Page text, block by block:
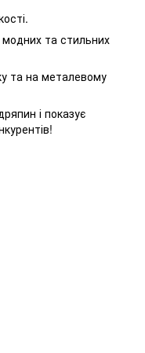
та стильних
та на металевому
і показує